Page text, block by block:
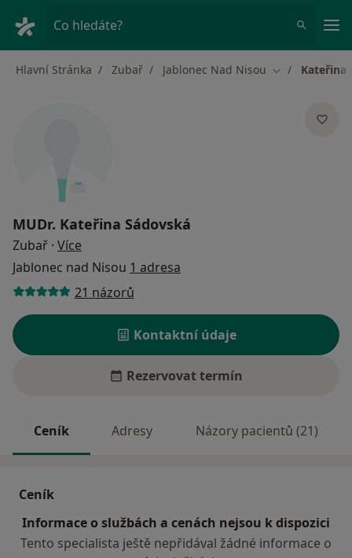
Co hledáte?
Hlavní Stránka Zubař Jablonec Nad Nisou Změna města
Kateřina
MUDr. Kateřina Sádovská
Zubař · Více
Jablonec nad Nisou 1 adresa
21 názorů
Kontaktní údaje
Rezervovat termín
Ceník Adresy Názory pacientů (21)
Ceník
Informace o službách a cenách nejsou k dispozici
Tento specialista ještě nepřidával žádné informace o